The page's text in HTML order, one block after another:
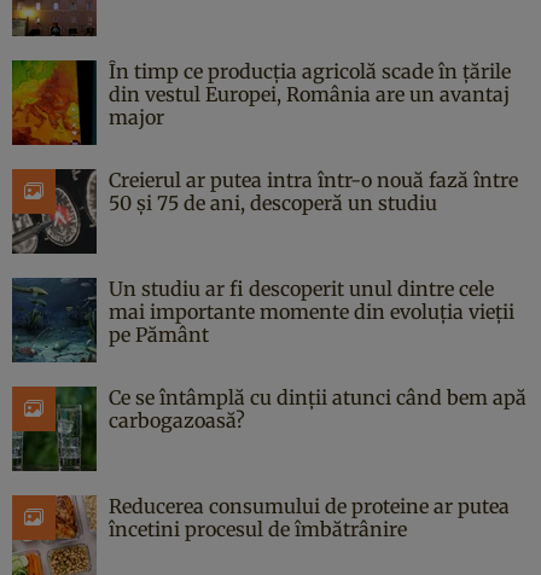
În timp ce producția agricolă scade în țările
din vestul Europei, România are un avantaj
major
Creierul ar putea intra într-o nouă fază între
50 și 75 de ani, descoperă un studiu
Un studiu ar fi descoperit unul dintre cele
mai importante momente din evoluția vieții
pe Pământ
Ce se întâmplă cu dinții atunci când bem apă
carbogazoasă?
Reducerea consumului de proteine ar putea
încetini procesul de îmbătrânire